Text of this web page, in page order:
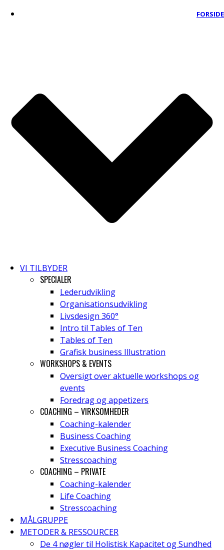
FORSIDE
VI TILBYDER
SPECIALER
Lederudvikling
Organisationsudvikling
Livsdesign 360°
Intro til Tables of Ten
Tables of Ten
Grafisk business Illustration
WORKSHOPS & EVENTS
Oversigt over aktuelle workshops og
events
Foredrag og appetizers
COACHING – VIRKSOMHEDER
Coaching-kalender
Business Coaching
Executive Business Coaching
Stresscoaching
COACHING – PRIVATE
Coaching-kalender
Life Coaching
Stresscoaching
MÅLGRUPPE
METODER & RESSOURCER
De 4 nøgler til Holistisk Kapacitet og Sundhed